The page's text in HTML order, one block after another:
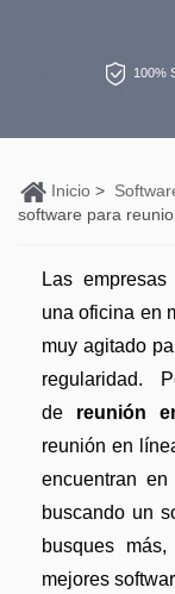
PDF online
Combinar
Convertir
Lector de
Más herrmientas
Convertir
Organizar
Profesionales
Formulario
Firmar
eSign PDF
PDF por
Censurar
PDF OCR
Detectar
Chat IA
Organización
Softwares de
Trucos de PDF
Trucos para Mac
Trucos para
Trucos para
Ver más
¿Por qué
100%
Inicio >
software para
Las
una oficina en
muy agitado
regularidad.
de
reunión
reunión en
encuentran
buscando un
busques
mejores